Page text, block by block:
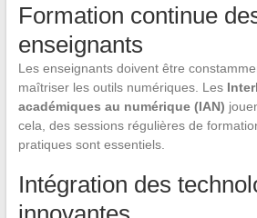
Formation continue
enseignants
Les enseignants doivent être
maîtriser les outils numériques. Les
académiques au numérique (IAN)
cela, des sessions régulières de
pratiques sont essentiels.
Intégration des